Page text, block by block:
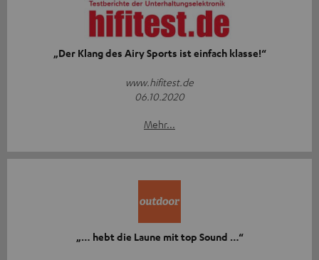
„Der Klang des Airy Sports ist einfach klasse!“
www.hifitest.de
06.10.2020
Mehr...
„… hebt die Laune mit top Sound …“